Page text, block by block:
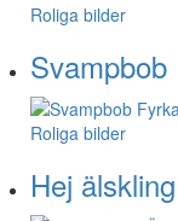
Roliga bilder
Roliga bilder
Hej